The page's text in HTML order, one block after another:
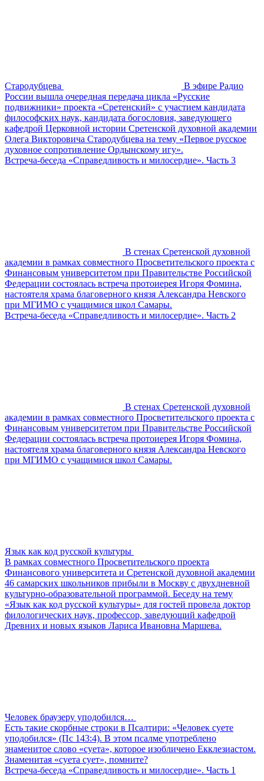
Стародубцева
В эфире Радио
России вышла очередная передача цикла «Русские
подвижники» проекта «Сретенский» с участием кандидата
философских наук, кандидата богословия, заведующего
кафедрой Церковной истории Сретенской духовной академии
Олега Викторовича Стародубцева на тему «Первое русское
духовное сопротивление Ордынскому игу».
Встреча-беседа «Справедливость и милосердие». Часть 3
В стенах Сретенской духовной
академии в рамках совместного Просветительского проекта с
Финансовым университетом при Правительстве Российской
Федерации состоялась встреча протоиерея Игоря Фомина,
настоятеля храма благоверного князя Александра Невского
при МГИМО с учащимися школ Самары.
Встреча-беседа «Справедливость и милосердие». Часть 2
В стенах Сретенской духовной
академии в рамках совместного Просветительского проекта с
Финансовым университетом при Правительстве Российской
Федерации состоялась встреча протоиерея Игоря Фомина,
настоятеля храма благоверного князя Александра Невского
при МГИМО с учащимися школ Самары.
Язык как код русской культуры
В рамках совместного Просветительского проекта
Финансового университета и Сретенской духовной академии
46 самарских школьников прибыли в Москву с двухдневной
культурно-образовательной программой. Беседу на тему
«Язык как код русской культуры» для гостей провела доктор
филологических наук, профессор, заведующий кафедрой
Древних и новых языков Лариса Ивановна Маршева.
Человек браузеру уподобился…
Есть такие скорбные строки в Псалтири: «Человек суете
уподобился» (Пс 143:4). В этом псалме употреблено
знаменитое слово «суета», которое изобличено Екклезиастом.
Знаменитая «суета сует», помните?
Встреча-беседа «Справедливость и милосердие». Часть 1